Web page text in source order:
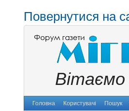
Повернутися на
Вітаємо
Головна Користувачі Пошук